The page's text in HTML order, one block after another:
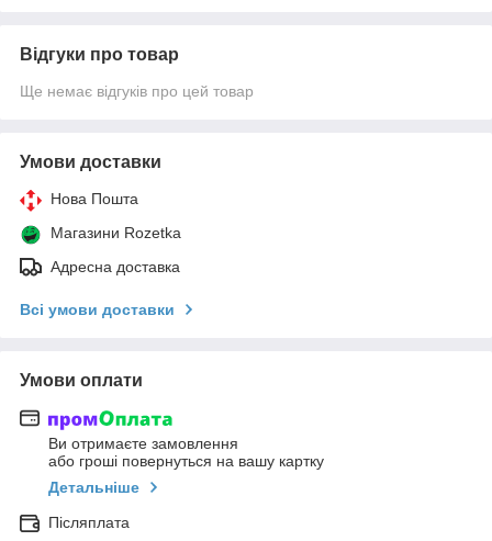
Відгуки про товар
Ще немає відгуків про цей товар
Умови доставки
Нова Пошта
Магазини Rozetka
Адресна доставка
Всі умови доставки
Умови оплати
Ви отримаєте замовлення
або гроші повернуться на вашу картку
Детальніше
Післяплата